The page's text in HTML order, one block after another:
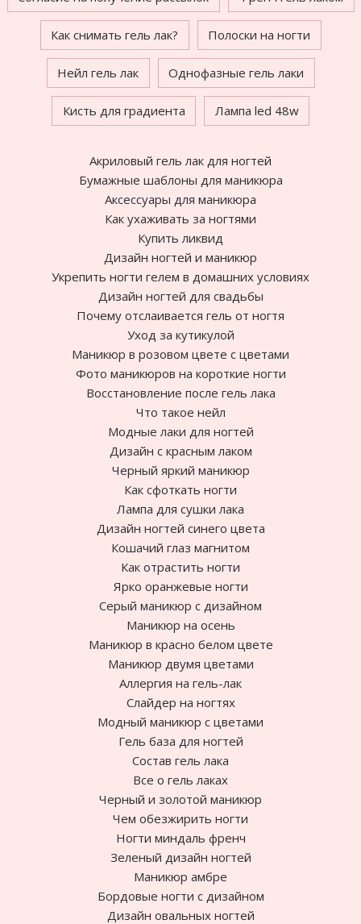
Как снимать гель лак? Полоски на ногти
Нейл гель лак Однофазные гель лаки
Кисть для градиента Лампа led 48w
Акриловый гель лак для ногтей
Бумажные шаблоны для маникюра
Аксессуары для маникюра
Как ухаживать за ногтями
Купить ликвид
Дизайн ногтей и маникюр
Укрепить ногти гелем в домашних условиях
Дизайн ногтей для свадьбы
Почему отслаивается гель от ногтя
Уход за кутикулой
Маникюр в розовом цвете с цветами
Фото маникюров на короткие ногти
Восстановление после гель лака
Что такое нейл
Модные лаки для ногтей
Дизайн с красным лаком
Черный яркий маникюр
Как сфоткать ногти
Лампа для сушки лака
Дизайн ногтей синего цвета
Кошачий глаз магнитом
Как отрастить ногти
Ярко оранжевые ногти
Cерый маникюр с дизайном
Маникюр на осень
Маникюр в красно белом цвете
Маникюр двумя цветами
Аллергия на гель-лак
Слайдер на ногтях
Модный маникюр с цветами
Гель база для ногтей
Состав гель лака
Все о гель лаках
Черный и золотой маникюр
Чем обезжирить ногти
Ногти миндаль френч
Зеленый дизайн ногтей
Маникюр амбре
Бордовые ногти с дизайном
Дизайн овальных ногтей